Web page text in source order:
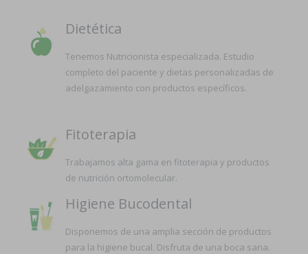
Dietética
Tenemos Nutricionista especializada. Estudio
completo del paciente y dietas personalizadas de
adelgazamiento con productos específicos.
Fitoterapia
Trabajamos alta gama en fitoterapia y productos
de nutrición ortomolecular.
Higiene Bucodental
Disponemos de una amplia sección de productos
para la higiene bucal. Disfruta de una boca sana.